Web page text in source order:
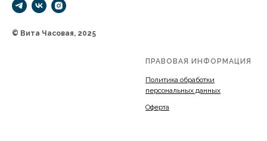
© Вита Часовая, 2025
ПРАВОВАЯ ИНФОРМАЦИЯ
Политика обработки
персональных данных
Оферта